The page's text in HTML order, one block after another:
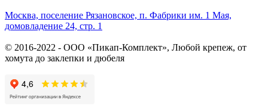
Москва, поселение Рязановское, п. Фабрики им. 1 Мая,
домовладение 24, стр. 1
© 2016-2022 - ООО «Пикап-Комплект», Любой крепеж, от
хомута до заклепки и дюбеля